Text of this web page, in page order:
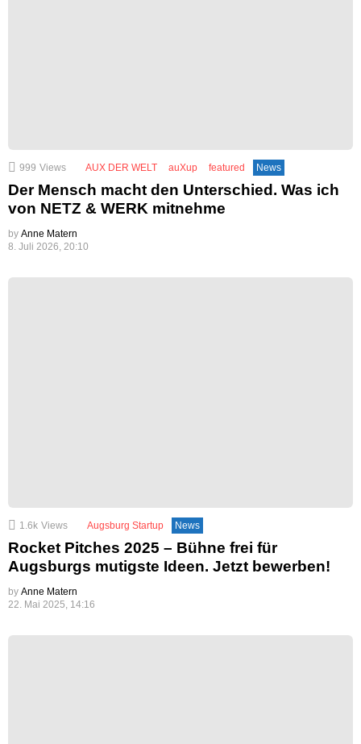
999 Views AUX DER WELT auXup featured News
Der Mensch macht den Unterschied. Was ich
von NETZ & WERK mitnehme
by Anne Matern
8. Juli 2026, 20:10
1.6k Views Augsburg Startup News
Rocket Pitches 2025 – Bühne frei für
Augsburgs mutigste Ideen. Jetzt bewerben!
by Anne Matern
22. Mai 2025, 14:16